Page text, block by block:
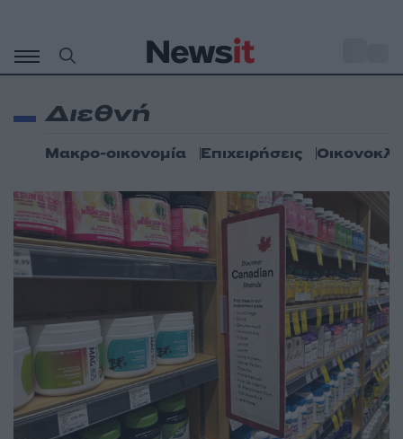
περιεχόμενο
Διεθνή
Μακρο-οικονομία Επιχειρήσεις